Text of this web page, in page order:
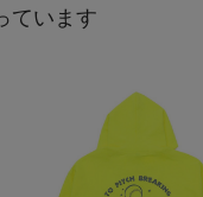
ています